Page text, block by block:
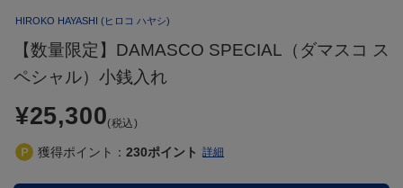
HIROKO HAYASHI (ヒロコ ハヤシ)
【数量限定】DAMASCO SPECIAL（ダマスコ ス
ペシャル）小銭入れ
¥25,300(税込)
獲得ポイント： 230ポイント 詳細